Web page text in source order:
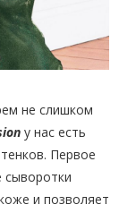
не слишком
у нас есть
Первое
сыворотки
и позволяет